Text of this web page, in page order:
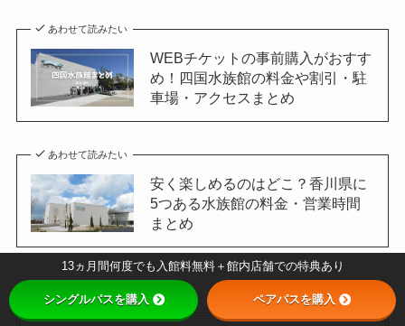
あわせて読みたい
WEBチケットの事前購入がおすす
め！四国水族館の料金や割引・駐
車場・アクセスまとめ
あわせて読みたい
安く楽しめるのはどこ？香川県に
5つある水族館の料金・営業時間
まとめ
13ヵ月間何度でも入館料無料＋館内店舗での特典あり
シングルパスを購入 ペアパスを購入